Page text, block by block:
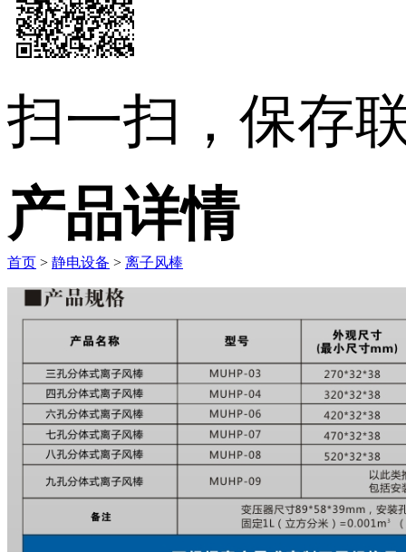
扫一扫，保存
产品详情
首页 > 静电设备 > 离子风棒